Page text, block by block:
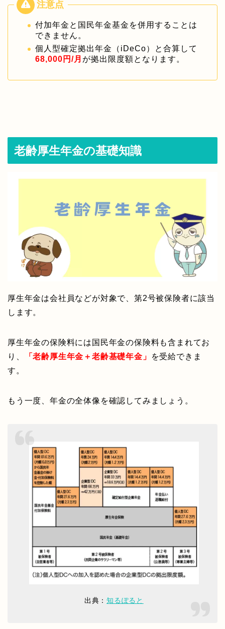
付加年金と国民年金基金を併用することは
できません。
個人型確定拠出年金（iDeCo）と合算して
68,000円/月 が拠出限度額となります。
老齢厚生年金の基礎知識
厚生年金は会社員などが対象で、第2号被保険者に該当
します。
厚生年金の保険料には国民年金の保険料も含まれてお
り、
「老齢厚生年金＋老齢基礎年金」
を受給できま
す。
もう一度、年金の全体像を確認してみましょう。
出典：知るぽると